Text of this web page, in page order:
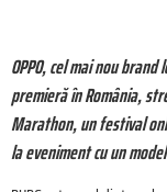
OPPO, cel mai nou
premieră în România,
Marathon, un festival
la eveniment cu un